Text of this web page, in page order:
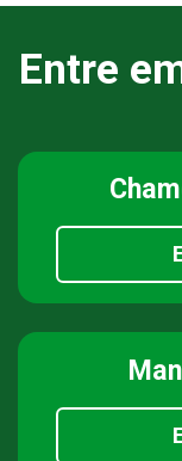
Entre